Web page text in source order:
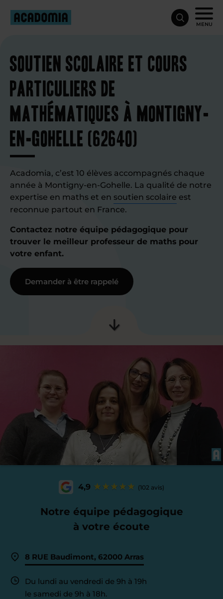
MENU
Soutien scolaire et cours
particuliers de
mathématiques à Montigny-
en-Gohelle (62640)
Acadomia, c’est 10 élèves accompagnés chaque
année à Montigny-en-Gohelle. La qualité de notre
expertise en maths et en soutien scolaire est
reconnue partout en France.
Contactez notre équipe pédagogique pour
trouver le meilleur professeur de maths pour
votre enfant.
Demander à être rappelé
4,9 (102 avis)
Notre équipe pédagogique
à votre écoute
8 RUE Baudimont, 62000 Arras
Du lundi au vendredi de 9h à 19h
le samedi de 9h à 18h.